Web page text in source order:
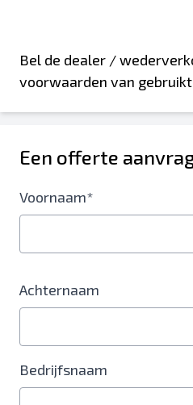
Bel de dealer /
voorwaarden van
Een offerte
Voornaam*
Achternaam
Bedrijfsnaam